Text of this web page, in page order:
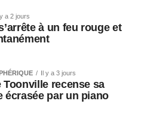
a 2 jours
à un feu rouge et
Il y a 3 jours
Toonville recense sa
écrasée par un piano